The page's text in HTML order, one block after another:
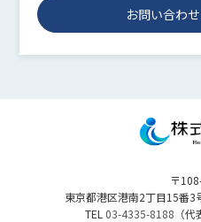
お問い合わ
〒
東京都港区港南2丁目15番3
TEL 03-4335-8188 （